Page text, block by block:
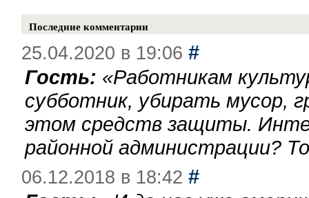
Последние комментарии
25.04.2020 в 19:06 #
Гость: «Работникам
субботник, убирать мусор,
этом средств защиты.
районной администрации?
06.12.2018 в 18:42 #